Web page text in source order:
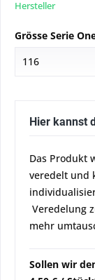
Hersteller
Grösse Serie
Hier kannst
Das Produkt
veredelt und
Veredelung
mehr
Sollen wir